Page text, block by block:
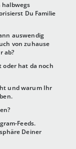
halbwegs
Du Familie
auswendig
von zuhause
ab?
oder hat da noch
und warum Ihr
Feeds.
Deiner